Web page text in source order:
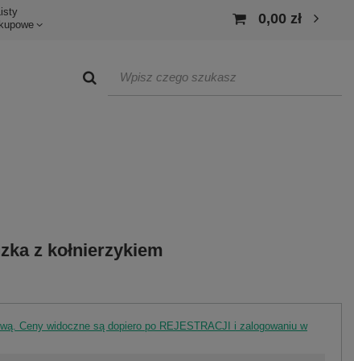
0,00 zł
z kołnierzykiem
Ceny widoczne są dopiero po REJESTRACJI i zalogowaniu w